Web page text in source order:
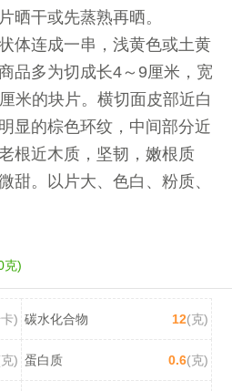
晒干或先蒸熟再晒。
体连成一串，浅黄色或土黄
品多为切成长4～9厘米，宽
米的块片。横切面皮部近白
显的棕色环纹，中间部分近
根近木质，坚韧，嫩根质
甜。以片大、色白、粉质、
克)
) 碳水化合物 12(克)
) 蛋白质 0.6(克)